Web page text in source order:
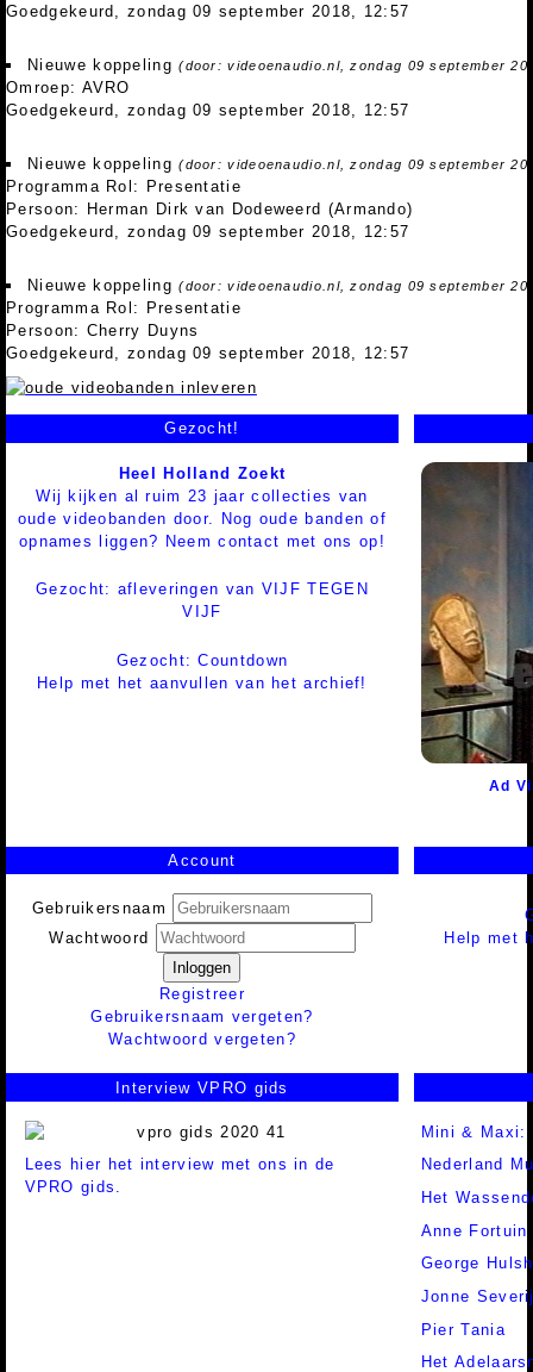
Goedgekeurd, zondag 09 september 2018, 12:57
Nieuwe koppeling(door: videoenaudio.nl, zondag 09 september
Omroep: AVRO
Goedgekeurd, zondag 09 september 2018, 12:57
Nieuwe koppeling(door: videoenaudio.nl, zondag 09 september
Programma Rol: Presentatie
Persoon: Herman Dirk van Dodeweerd (Armando)
Goedgekeurd, zondag 09 september 2018, 12:57
Nieuwe koppeling(door: videoenaudio.nl, zondag 09 september
Programma Rol: Presentatie
Persoon: Cherry Duyns
Goedgekeurd, zondag 09 september 2018, 12:57
Gezocht!
Heel Holland Zoekt
Wij kijken al ruim 23 jaar collecties van
oude videobanden door. Nog oude banden of
opnames liggen? Neem contact met ons op!
Gezocht: afleveringen van VIJF TEGEN
VIJF
Gezocht: Countdown
Help met het aanvullen van het archief!
Ad
Account
Gebruikersnaam
Wachtwoord
Inloggen
Registreer
Gebruikersnaam vergeten?
Wachtwoord vergeten?
Help met
Interview VPRO gids
Lees hier het interview met ons in de
VPRO gids.
Mini & Maxi:
Nederland
Het
Anne Fortuin
George
Jonne
Pier Tania
Het